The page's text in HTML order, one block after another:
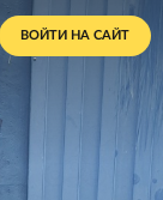
ВОЙТИ НА САЙТ